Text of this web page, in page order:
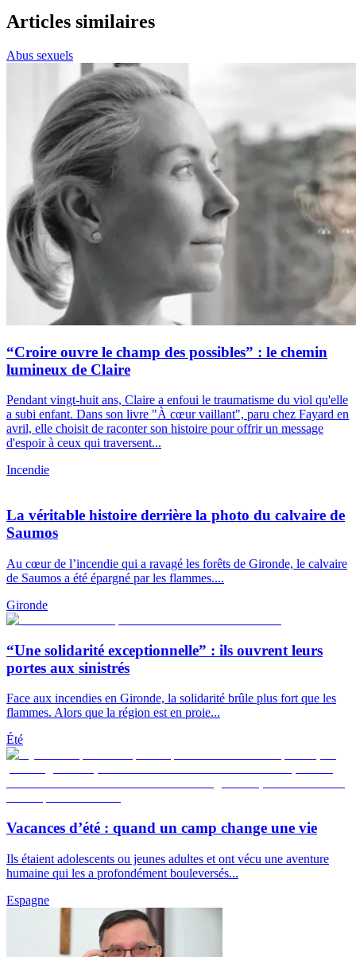
Articles similaires
Abus sexuels
“Croire ouvre le champ des possibles” : le chemin
lumineux de Claire
Pendant vingt-huit ans, Claire a enfoui le traumatisme du viol qu'elle
a subi enfant. Dans son livre "À cœur vaillant", paru chez Fayard en
avril, elle choisit de raconter son histoire pour offrir un message
d'espoir à ceux qui traversent...
Incendie
La véritable histoire derrière la photo du calvaire de
Saumos
Au cœur de l’incendie qui a ravagé les forêts de Gironde, le calvaire
de Saumos a été épargné par les flammes....
Gironde
“Une solidarité exceptionnelle” : ils ouvrent leurs
portes aux sinistrés
Face aux incendies en Gironde, la solidarité brûle plus fort que les
flammes. Alors que la région est en proie...
Été
Vacances d’été : quand un camp change une vie
Ils étaient adolescents ou jeunes adultes et ont vécu une aventure
humaine qui les a profondément bouleversés...
Espagne